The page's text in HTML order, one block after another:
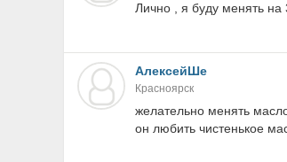
Лично , я буду менять на
АлексейШе
Красноярск
желательно менять
он любить чистенькое